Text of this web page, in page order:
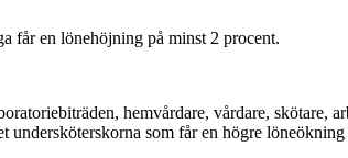
får en lönehöjning på minst 2 procent.
hemvårdare, vårdare, skötare,
undersköterskorna som får en högre